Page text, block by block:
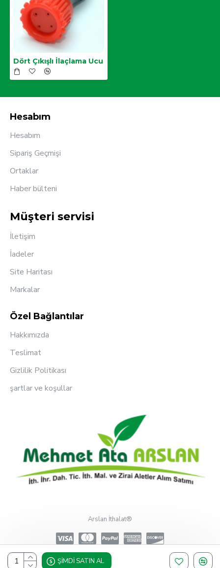
ŞIMDI SATIN AL
Dört Çıkışlı İlaçlama Ucu
Hesabım
Hesabım
Sipariş Geçmişi
Ortaklar
Haber bülteni
Müşteri servisi
İletişim
İadeler
Site Haritası
Markalar
Özel Bağlantılar
Hakkımızda
Teslimat
Gizlilik Politikası
şartlar ve koşullar
Arslan İthalat®